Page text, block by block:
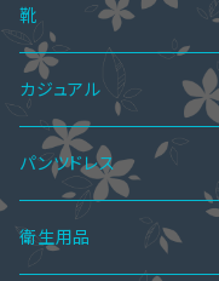
ペアTシャツ&ワンピース
ペアニット
ペア上下セット
ペア水着
ペアインナー
ワンピース
ミニドレス
ミディアムドレス
ミモレ丈ドレス
ツーピース
スカートスーツ
パンツスーツ
ボレロ・ショール
パンツドレス
靴
サマーブーツ
ニーハイブーツ
ロングブーツ
秋ブーツ
ニーハイブーツ
サンダル
カジュアル
ワンピース
オールインワン
ツーピース
パンツドレス
セットアップ
衛生用品